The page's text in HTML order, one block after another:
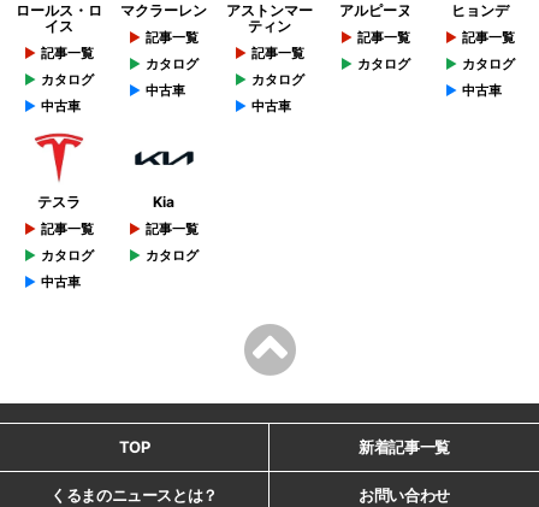
ロールス・ロ
イス
記事一覧
カタログ
中古車
マクラーレン
記事一覧
カタログ
中古車
アストンマー
ティン
記事一覧
カタログ
中古車
アルピーヌ
記事一覧
カタログ
ヒョンデ
記事一覧
カタログ
中古車
テスラ
記事一覧
カタログ
中古車
Kia
記事一覧
カタログ
TOP 新着記事一覧
くるまのニュースとは？ お問い合わせ